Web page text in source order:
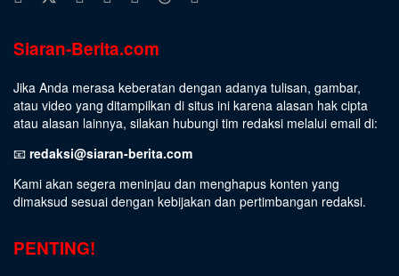
Siaran-Berita.com
Jika Anda merasa keberatan dengan adanya tulisan, gambar,
atau video yang ditampilkan di situs ini karena alasan hak cipta
atau alasan lainnya, silakan hubungi tim redaksi melalui email di:
📧 redaksi@siaran-berita.com
Kami akan segera meninjau dan menghapus konten yang
dimaksud sesuai dengan kebijakan dan pertimbangan redaksi.
PENTING!